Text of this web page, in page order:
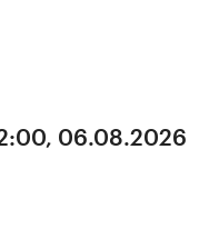
06.08.2026